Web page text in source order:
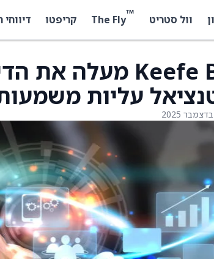
וול סטריט ™
The Fly קריפטו
עליות